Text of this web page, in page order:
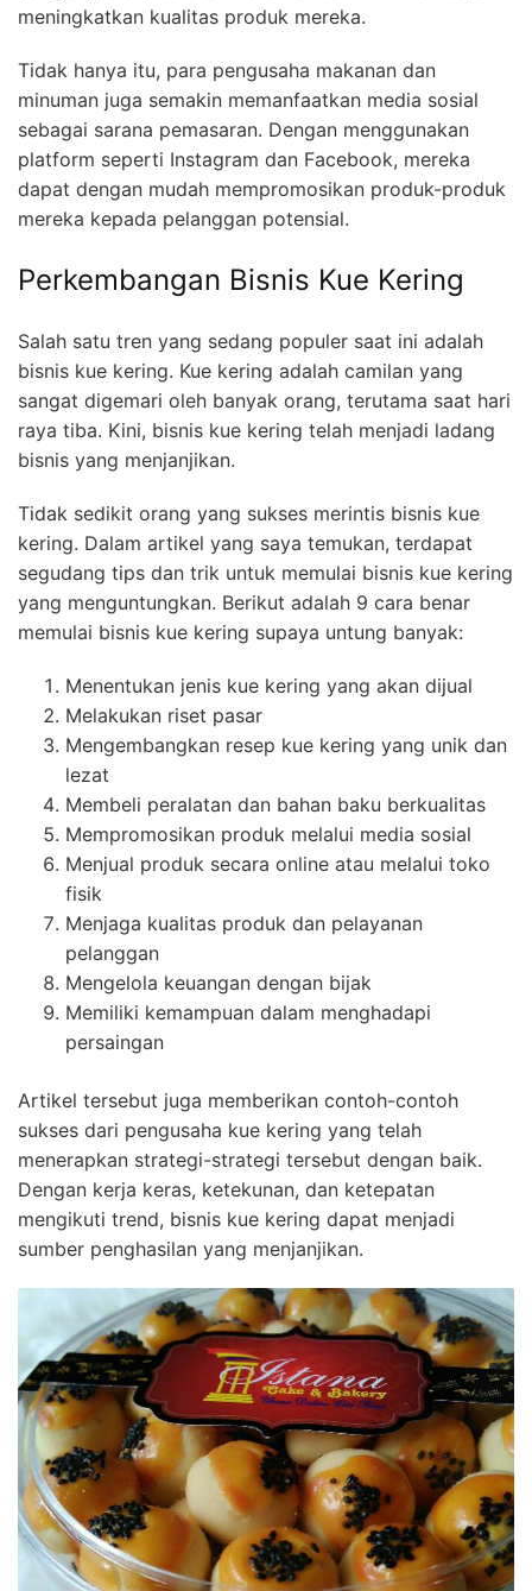
meningkatkan kualitas produk mereka.
Tidak hanya itu, para pengusaha makanan dan
minuman juga semakin memanfaatkan media sosial
sebagai sarana pemasaran. Dengan menggunakan
platform seperti Instagram dan Facebook, mereka
dapat dengan mudah mempromosikan produk-produk
mereka kepada pelanggan potensial.
Perkembangan Bisnis Kue Kering
Salah satu tren yang sedang populer saat ini adalah
bisnis kue kering. Kue kering adalah camilan yang
sangat digemari oleh banyak orang, terutama saat hari
raya tiba. Kini, bisnis kue kering telah menjadi ladang
bisnis yang menjanjikan.
Tidak sedikit orang yang sukses merintis bisnis kue
kering. Dalam artikel yang saya temukan, terdapat
segudang tips dan trik untuk memulai bisnis kue kering
yang menguntungkan. Berikut adalah 9 cara benar
memulai bisnis kue kering supaya untung banyak:
Menentukan jenis kue kering yang akan dijual
Melakukan riset pasar
Mengembangkan resep kue kering yang unik dan
lezat
Membeli peralatan dan bahan baku berkualitas
Mempromosikan produk melalui media sosial
Menjual produk secara online atau melalui toko
fisik
Menjaga kualitas produk dan pelayanan
pelanggan
Mengelola keuangan dengan bijak
Memiliki kemampuan dalam menghadapi
persaingan
Artikel tersebut juga memberikan contoh-contoh
sukses dari pengusaha kue kering yang telah
menerapkan strategi-strategi tersebut dengan baik.
Dengan kerja keras, ketekunan, dan ketepatan
mengikuti trend, bisnis kue kering dapat menjadi
sumber penghasilan yang menjanjikan.